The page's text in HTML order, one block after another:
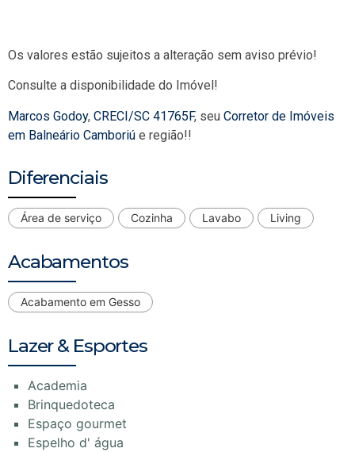
Os valores estão sujeitos a alteração sem aviso prévio!
Consulte a disponibilidade do Imóvel!
Marcos Godoy, CRECI/SC 41765F, seu Corretor de Imóveis
em Balneário Camboriú e região!!
Diferenciais
Área de serviço Cozinha Lavabo Living
Acabamentos
Acabamento em Gesso
Lazer & Esportes
Academia
Brinquedoteca
Espaço gourmet
Espelho d' água